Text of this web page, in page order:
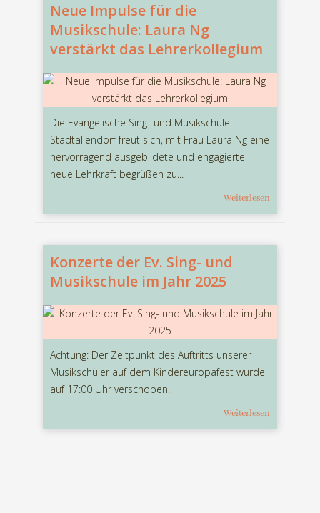
Neue Impulse für die
Musikschule: Laura Ng
verstärkt das Lehrerkollegium
Die Evangelische Sing- und Musikschule
Stadtallendorf freut sich, mit Frau Laura Ng eine
hervorragend ausgebildete und engagierte
neue Lehrkraft begrüßen zu...
Weiterlesen
Konzerte der Ev. Sing- und
Musikschule im Jahr 2025
Achtung: Der Zeitpunkt des Auftritts unserer
Musikschüler auf dem Kindereuropafest wurde
auf 17:00 Uhr verschoben.
Weiterlesen